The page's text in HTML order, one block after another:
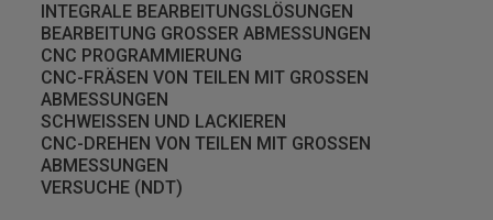
INTEGRALE BEARBEITUNGSLÖSUNGEN
BEARBEITUNG GROSSER ABMESSUNGEN
CNC PROGRAMMIERUNG
CNC-FRÄSEN VON TEILEN MIT GROSSEN
ABMESSUNGEN
SCHWEISSEN UND LACKIEREN
CNC-DREHEN VON TEILEN MIT GROSSEN
ABMESSUNGEN
VERSUCHE (NDT)